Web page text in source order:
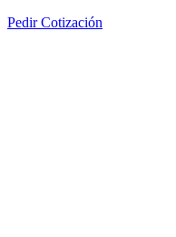
Pedir Cotización